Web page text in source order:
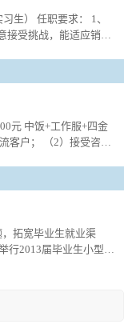
生） 任职要求： 1、
接受挑战，能适应销售
元 中饭+工作服+四金
客户； （2）接受咨
拓宽毕业生就业渠
行2013届毕业生小型专